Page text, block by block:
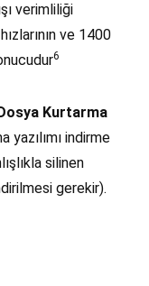
verimliliği
ve 1400
6
Kurtarma
yazılımı indirme
silinen
gerekir).